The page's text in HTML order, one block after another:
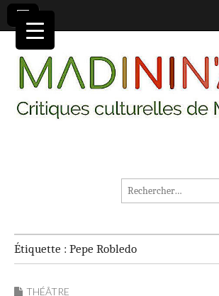
MADININ'ART
Rechercher :
Étiquette : Pepe Robledo
THÉÂTRE